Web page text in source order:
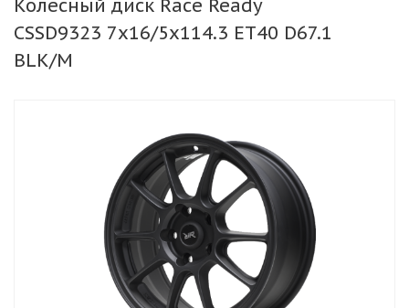
Колесный диск Race Ready
CSSD9323 7x16/5x114.3 ET40 D67.1
BLK/M